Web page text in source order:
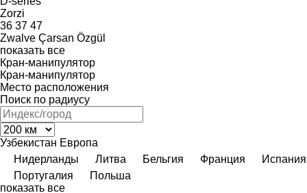
Zorzi
36 37 47
Zwalve Çarsan Özgül
показать все
Кран-манипулятор
Кран-манипулятор
Место расположения
Поиск по радиусу
Узбекистан Европа
Нидерланды
Литва Бельгия Франция
Испания
Португалия
Польша
показать все